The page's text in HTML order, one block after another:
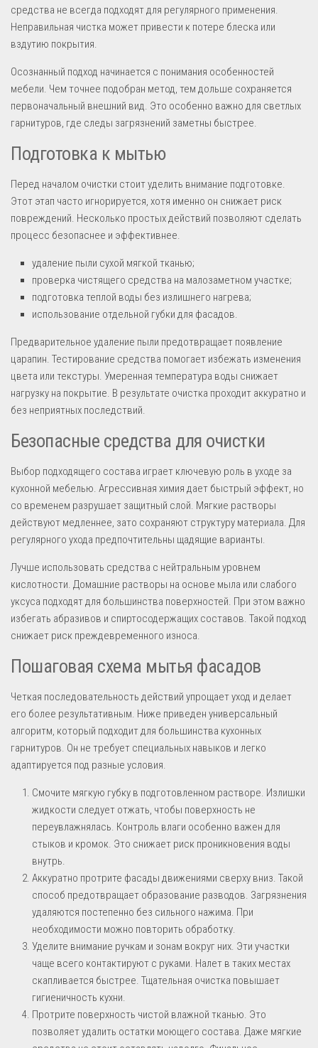
средства не всегда подходят для регулярного применения.
Неправильная чистка может привести к потере блеска или
вздутию покрытия.
Осознанный подход начинается с понимания особенностей
мебели. Чем точнее подобран метод, тем дольше сохраняется
первоначальный внешний вид. Это особенно важно для светлых
гарнитуров, где следы загрязнений заметны быстрее.
Подготовка к мытью
Перед началом очистки стоит уделить внимание подготовке.
Этот этап часто игнорируется, хотя именно он снижает риск
повреждений. Несколько простых действий позволяют сделать
процесс безопаснее и эффективнее.
удаление пыли сухой мягкой тканью;
проверка чистящего средства на малозаметном участке;
подготовка теплой воды без излишнего нагрева;
использование отдельной губки для фасадов.
Предварительное удаление пыли предотвращает появление
царапин. Тестирование средства помогает избежать изменения
цвета или текстуры. Умеренная температура воды снижает
нагрузку на покрытие. В результате очистка проходит аккуратно и
без неприятных последствий.
Безопасные средства для очистки
Выбор подходящего состава играет ключевую роль в уходе за
кухонной мебелью. Агрессивная химия дает быстрый эффект, но
со временем разрушает защитный слой. Мягкие растворы
действуют медленнее, зато сохраняют структуру материала. Для
регулярного ухода предпочтительны щадящие варианты.
Лучше использовать средства с нейтральным уровнем
кислотности. Домашние растворы на основе мыла или слабого
уксуса подходят для большинства поверхностей. При этом важно
избегать абразивов и спиртосодержащих составов. Такой подход
снижает риск преждевременного износа.
Пошаговая схема мытья фасадов
Четкая последовательность действий упрощает уход и делает
его более результативным. Ниже приведен универсальный
алгоритм, который подходит для большинства кухонных
гарнитуров. Он не требует специальных навыков и легко
адаптируется под разные условия.
Смочите мягкую губку в подготовленном растворе. Излишки
жидкости следует отжать, чтобы поверхность не
переувлажнялась. Контроль влаги особенно важен для
стыков и кромок. Это снижает риск проникновения воды
внутрь.
Аккуратно протрите фасады движениями сверху вниз. Такой
способ предотвращает образование разводов. Загрязнения
удаляются постепенно без сильного нажима. При
необходимости можно повторить обработку.
Уделите внимание ручкам и зонам вокруг них. Эти участки
чаще всего контактируют с руками. Налет в таких местах
скапливается быстрее. Тщательная очистка повышает
гигиеничность кухни.
Протрите поверхность чистой влажной тканью. Это
позволяет удалить остатки моющего состава. Даже мягкие